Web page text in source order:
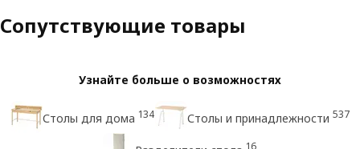
Сопутствующие товары
Узнайте больше о возможностях
Столы для дома 134 Столы и принадлежности 537
16